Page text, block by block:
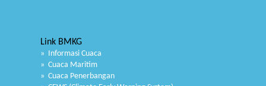
Link BMKG
» Informasi Cuaca
» Cuaca Maritim
» Cuaca Penerbangan